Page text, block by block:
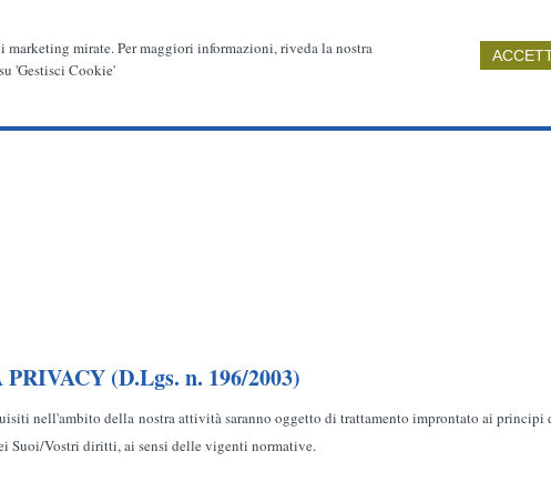
mirate. Per maggiori informazioni, riveda la nostra
'Gestisci Cookie'
(D.Lgs. n. 196/2003)
nell'ambito della nostra attività saranno oggetto di trattamento improntato ai principi
Suoi/Vostri diritti, ai sensi delle vigenti normative.